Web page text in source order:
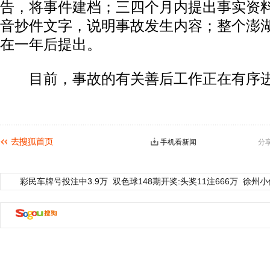
告，将事件建档；三四个月内提出事实资
音抄件文字，说明事故发生内容；整个澎
在一年后提出。
目前，事故的有关善后工作正在有序
分
手机看新闻
彩民车牌号投注中3.9万 双色球148期开奖:头奖11注666万 徐州